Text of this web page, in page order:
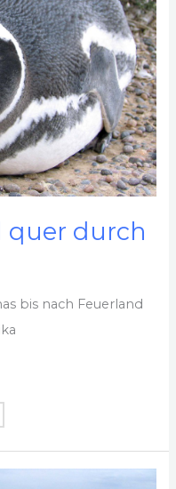
quer durch
bis nach Feuerland